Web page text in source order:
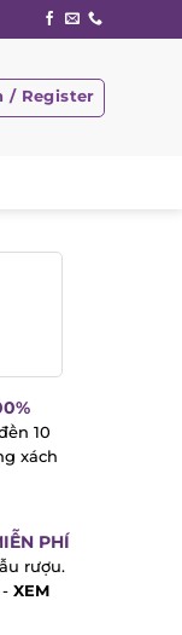
/ Register
10
xách
PHÍ
rượu.
XEM